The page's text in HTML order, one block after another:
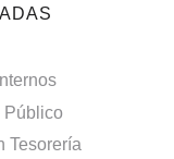
Público
Tesorería